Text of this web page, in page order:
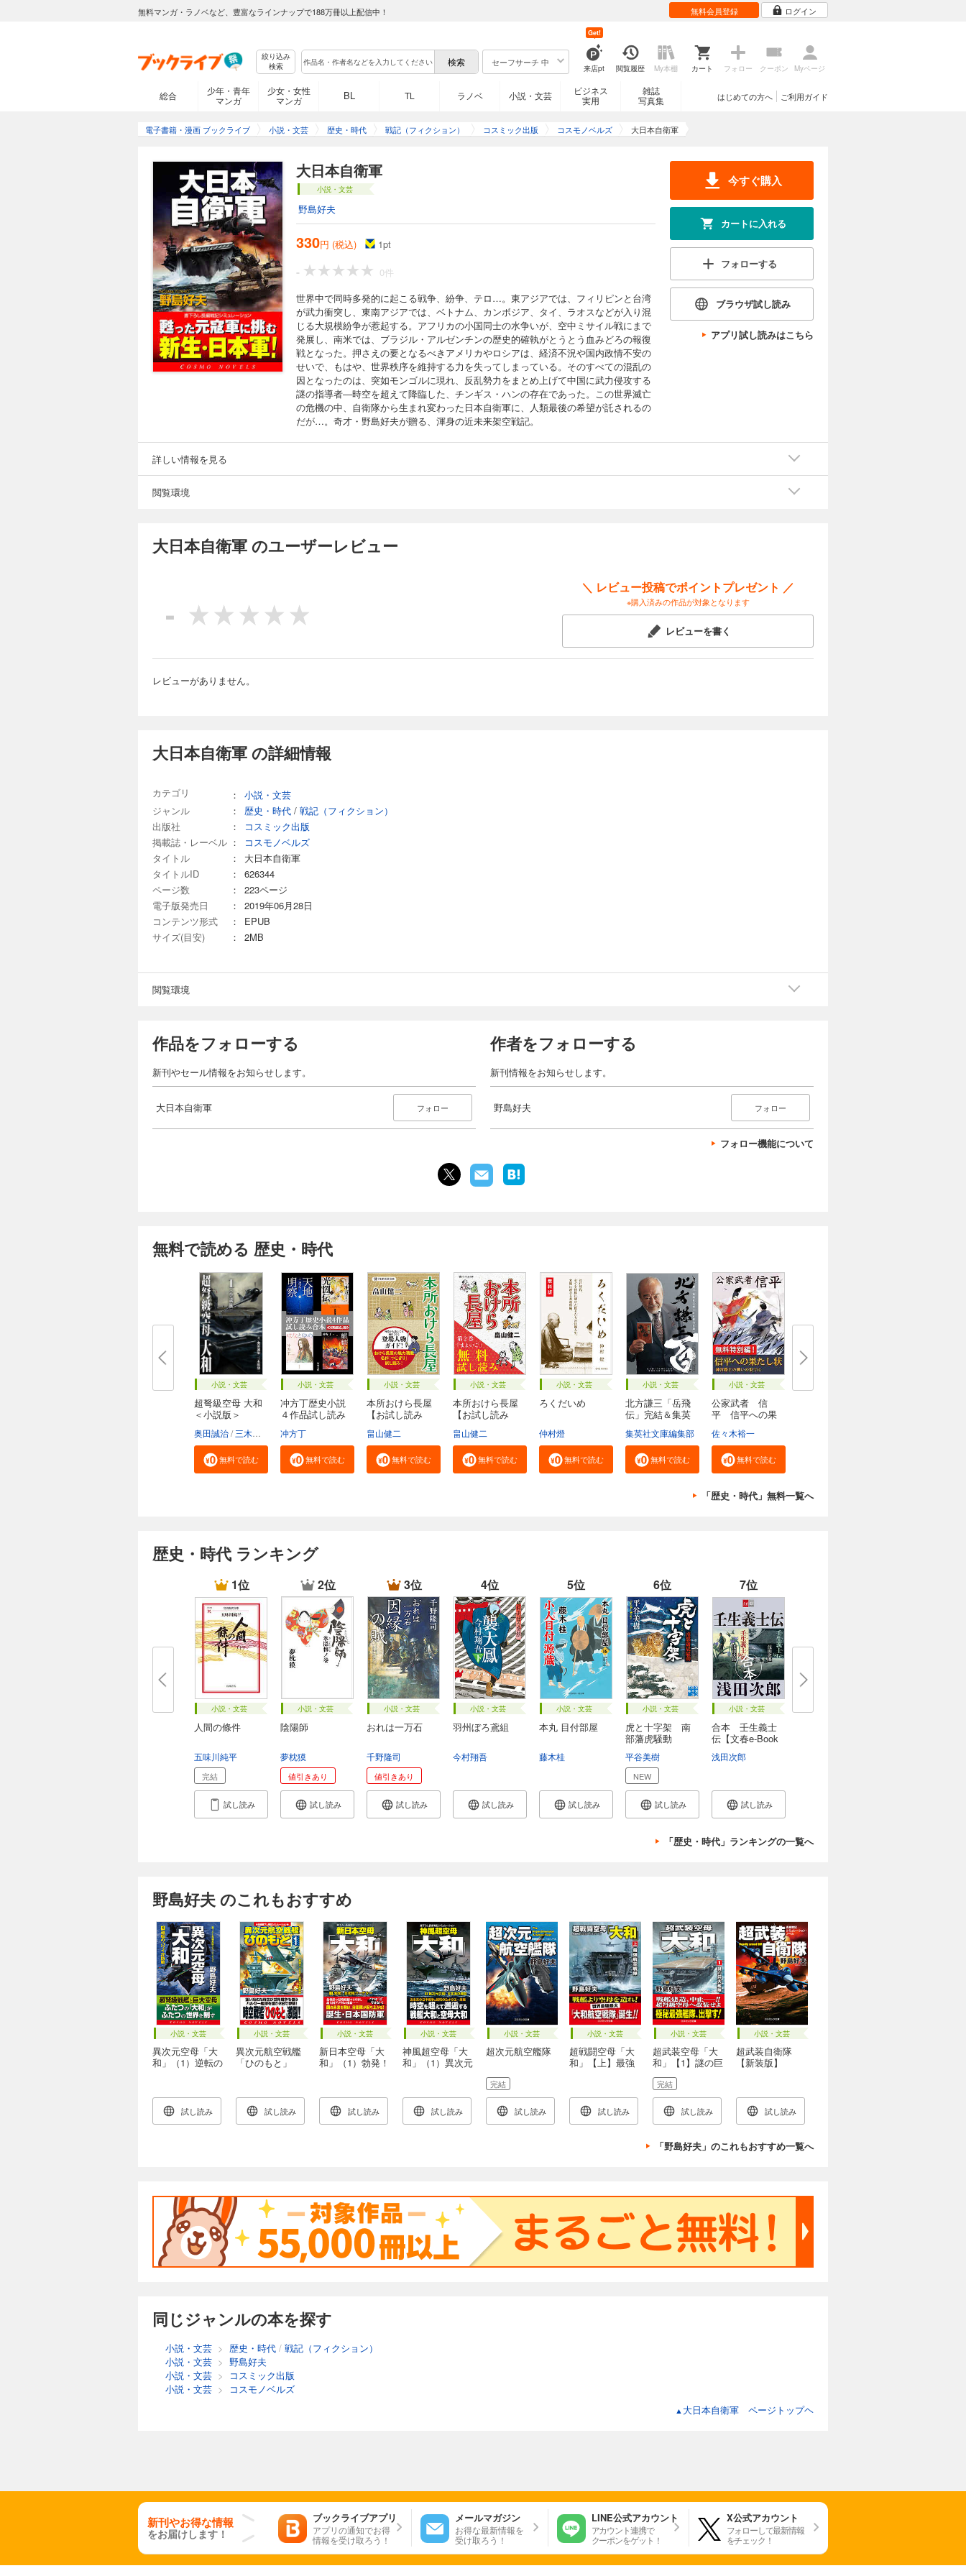
無料マンガ・ラノベなど、豊富なラインナップで188万冊以上配信中！ 無料会員登録 ログイン
絞り込み
検索
セーフサーチ 中
来店pt
Get!
閲覧履歴 My本棚 カート フォロー クーポン Myページ
総合
少年・青年
マンガ
少女・女性
マンガ
BL TL ラノベ 小説・文芸
ビジネス
実用
雑誌
写真集
ご利用ガイド
はじめての方へ
電子書籍・漫画 ブックライブ 小説・文芸 歴史・時代 戦記（フィクション） コスミック出版 コスモノベルズ 大日本自衛軍
大日本自衛軍
小説・文芸
野島好夫
330円 (税込) 1pt
-
0件
世界中で同時多発的に起こる戦争、紛争、テロ…。東アジアでは、フィリピンと台湾
が武力衝突し、東南アジアでは、ベトナム、カンボジア、タイ、ラオスなどが入り混
じる大規模紛争が惹起する。アフリカの小国同士の水争いが、空中ミサイル戦にまで
発展し、南米では、ブラジル・アルゼンチンの歴史的確執がとうとう血みどろの報復
戦となった。押さえの要となるべきアメリカやロシアは、経済不況や国内政情不安の
せいで、もはや、世界秩序を維持する力を失ってしまっている。そのすべての混乱の
因となったのは、突如モンゴルに現れ、反乱勢力をまとめ上げて中国に武力侵攻する
謎の指導者―時空を超えて降臨した、チンギス・ハンの存在であった。この世界滅亡
の危機の中、自衛隊から生まれ変わった日本自衛軍に、人類最後の希望が託されるの
だが…。奇才・野島好夫が贈る、渾身の近未来架空戦記。
今すぐ購入
カートに入れる
フォローする
ブラウザ試し読み
アプリ試し読みはこちら
詳しい情報を見る
閲覧環境
大日本自衛軍 のユーザーレビュー
-
＼ レビュー投稿でポイントプレゼント ／
※購入済みの作品が対象となります
レビューを書く
レビューがありません。
大日本自衛軍 の詳細情報
カテゴリ ：
小説・文芸
ジャンル
： 歴史・時代 / 戦記（フィクション）
出版社
：
コスミック出版
掲載誌・レーベル ：
コスモノベルズ
タイトル
：
大日本自衛軍
タイトルID
：
626344
ページ数
：
223ページ
電子版発売日
：
2019年06月28日
コンテンツ形式
：
EPUB
サイズ(目安)
： 2MB
閲覧環境
作品をフォローする
新刊やセール情報をお知らせします。
大日本自衛軍 フォロー
作者をフォローする
新刊情報をお知らせします。
野島好夫 フォロー
フォロー機能について
無料で読める 歴史・時代
小説・文芸
超弩級空母 大和
＜小説版＞
奥田誠治 三木原慧一
無料で読む
小説・文芸
冲方丁歴史小説
４作品試し読み
冲方丁
無料で読む
小説・文芸
本所おけら長屋
【お試し読み
畠山健二
無料で読む
小説・文芸
本所おけら長屋
【お試し読み
畠山健二
無料で読む
小説・文芸
ろくだいめ
仲村燈
無料で読む
小説・文芸
北方謙三「岳飛
伝」完結＆集英
集英社文庫編集部
無料で読む
小説・文芸
公家武者 信
平 信平への果
佐々木裕一
無料で読む
「歴史・時代」無料一覧へ
歴史・時代 ランキング
1位
小説・文芸
人間の條件
五味川純平
完結
試し読み
2位
小説・文芸
陰陽師
夢枕獏
値引きあり
試し読み
3位
小説・文芸
おれは一万石
千野隆司
値引きあり
試し読み
4位
小説・文芸
羽州ぼろ鳶組
今村翔吾
試し読み
5位
小説・文芸
本丸 目付部屋
藤木桂
試し読み
6位
小説・文芸
虎と十字架 南
部藩虎騒動
平谷美樹
NEW
試し読み
7位
小説・文芸
合本 壬生義士
伝【文春e-Book
浅田次郎
試し読み
「歴史・時代」ランキングの一覧へ
野島好夫 のこれもおすすめ
小説・文芸
異次元空母「大
和」（1）逆転の
試し読み
小説・文芸
異次元航空戦艦
「ひのもと」
務部隊
試し読み
小説・文芸
新日本空母「大
和」（1）勃発！
試し読み
小説・文芸
神風超空母「大
和」（1）異次元
試し読み
小説・文芸
超次元航空艦隊
完結
試し読み
小説・文芸
超戦闘空母「大
和」【上】最強
試し読み
小説・文芸
超武装空母「大
和」【1】謎の巨
大艦隊
完結
試し読み
小説・文芸
超武装自衛隊
【新装版】
試し読み
「野島好夫」のこれもおすすめ一覧へ
同じジャンルの本を探す
小説・文芸 > 歴史・時代 / 戦記（フィクション）
小説・文芸 > 野島好夫
小説・文芸 >
コスミック出版
小説・文芸 > コスモノベルズ
▲ 大日本自衛軍 ページトップヘ
新刊やお得な情報
をお届けします！
ブックライブアプリ
アプリの通知でお得
情報を受け取ろう！
メールマガジン
お得な最新情報を
受け取ろう！
LINE公式アカウント
アカウント連携で
クーポンをゲット！
X公式アカウント
フォローして最新情報
をチェック！